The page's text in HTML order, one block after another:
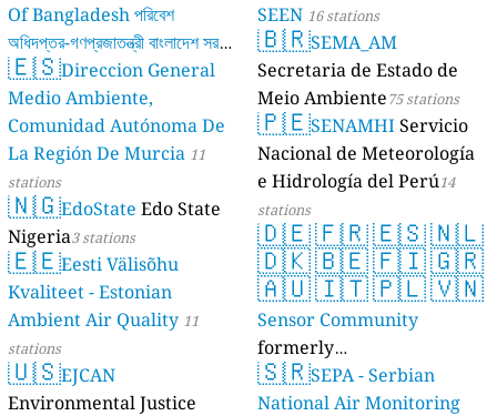
Of Bangladesh পরিবেশ
অধিদপ্তর-গণপ্রজাতন্ত্রী বাংলাদেশ সরকার
17 stations
🇪🇸Direccion General
Medio Ambiente,
Comunidad Autónoma De
La Región De Murcia 11
stations
🇳🇬EdoState Edo State
Nigeria3 stations
🇪🇪Eesti Välisõhu
Kvaliteet - Estonian
Ambient Air Quality 11
stations
🇺🇸EJCAN
Environmental Justice
SEEN 16 stations
🇧🇷SEMA_AM
Secretaria de Estado de
Meio Ambiente75 stations
🇵🇪SENAMHIServicio
Nacional de Meteorología
e Hidrología del Perú14
stations
🇩🇪🇫🇷🇪🇸🇳🇱
🇩🇰🇧🇪🇫🇮🇬🇷
🇦🇺🇮🇹🇵🇱🇻🇳
Sensor Community
formerly
luftdaten.info35821 stations
🇸🇷SEPA - Serbian
National Air Monitoring